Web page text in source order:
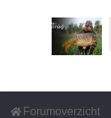
Forumoverzicht